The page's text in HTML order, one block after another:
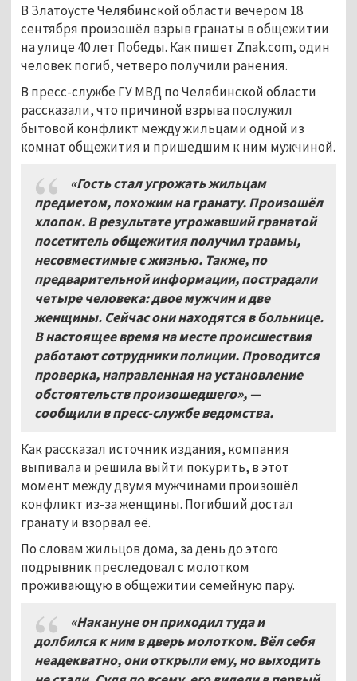
В Златоусте Челябинской области вечером 18
сентября произошёл взрыв гранаты в общежитии
на улице 40 лет Победы. Как пишет Znak.com, один
человек погиб, четверо получили ранения.
В пресс-службе ГУ МВД по Челябинской области
рассказали, что причиной взрыва послужил
бытовой конфликт между жильцами одной из
комнат общежития и пришедшим к ним мужчиной.
«Гость стал угрожать жильцам
предметом, похожим на гранату. Произошёл
хлопок. В результате угрожавший гранатой
посетитель общежития получил травмы,
несовместимые с жизнью. Также, по
предварительной информации, пострадали
четыре человека: двое мужчин и две
женщины. Сейчас они находятся в больнице.
В настоящее время на месте происшествия
работают сотрудники полиции. Проводится
проверка, направленная на установление
обстоятельств произошедшего», —
сообщили в пресс-службе ведомства.
Как рассказал источник издания, компания
выпивала и решила выйти покурить, в этот
момент между двумя мужчинами произошёл
конфликт из-за женщины. Погибший достал
гранату и взорвал её.
По словам жильцов дома, за день до этого
подрывник преследовал с молотком
проживающую в общежитии семейную пару.
«Накануне он приходил туда и
долбился к ним в дверь молотком. Вёл себя
неадекватно, они открыли ему, но выходить